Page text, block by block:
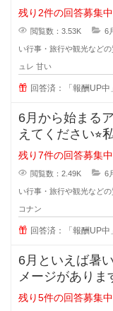
んなアイスが販
残り2件の回答募集中
閲覧数：3.53K 6
い行事・旅行や観光などの
ュレ 甘い
回答済：「報酬UP中
6月から始まる
えてください⭐︎
います。
残り7件の回答募集中
閲覧数：2.49K 6
い行事・旅行や観光などの
コナン
回答済：「報酬UP中
6月といえば暑
メージがありま
節ですが、服装
残り5件の回答募集中